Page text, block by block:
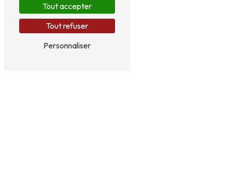
En savoir plus
Contactez-nous
Tout accepter
Tout refuser
Personnaliser